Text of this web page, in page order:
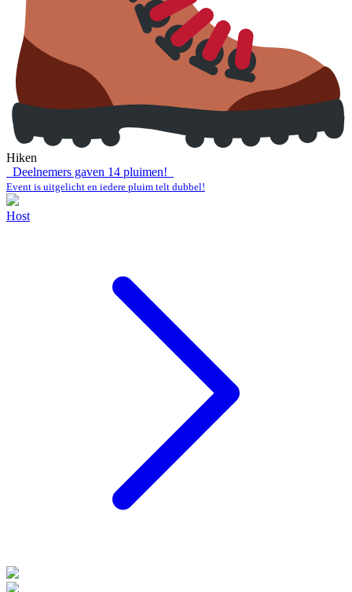
Hiken
Deelnemers gaven 14 pluimen!
Event is uitgelicht en iedere pluim telt dubbel!
Host